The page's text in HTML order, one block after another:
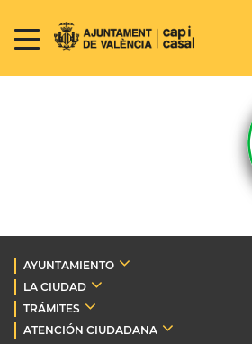
AYUNTAMIENTO
LA CIUDAD
TRÁMITES
ATENCIÓN CIUDADANA